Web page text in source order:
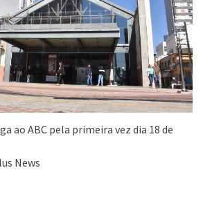
ao ABC pela primeira vez dia 18 de
News